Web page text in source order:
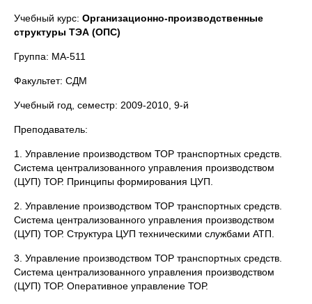
Учебный курс: Организационно-производственные
структуры ТЭА (ОПС)
Группа: МА-511
Факультет: СДМ
Учебный год, семестр: 2009-2010, 9-й
Преподаватель:
1. Управление производством ТОР транспортных средств.
Система централизованного управления производством
(ЦУП) ТОР. Принципы формирования ЦУП.
2. Управление производством ТОР транспортных средств.
Система централизованного управления производством
(ЦУП) ТОР. Структура ЦУП техническими службами АТП.
3. Управление производством ТОР транспортных средств.
Система централизованного управления производством
(ЦУП) ТОР. Оперативное управление ТОР.